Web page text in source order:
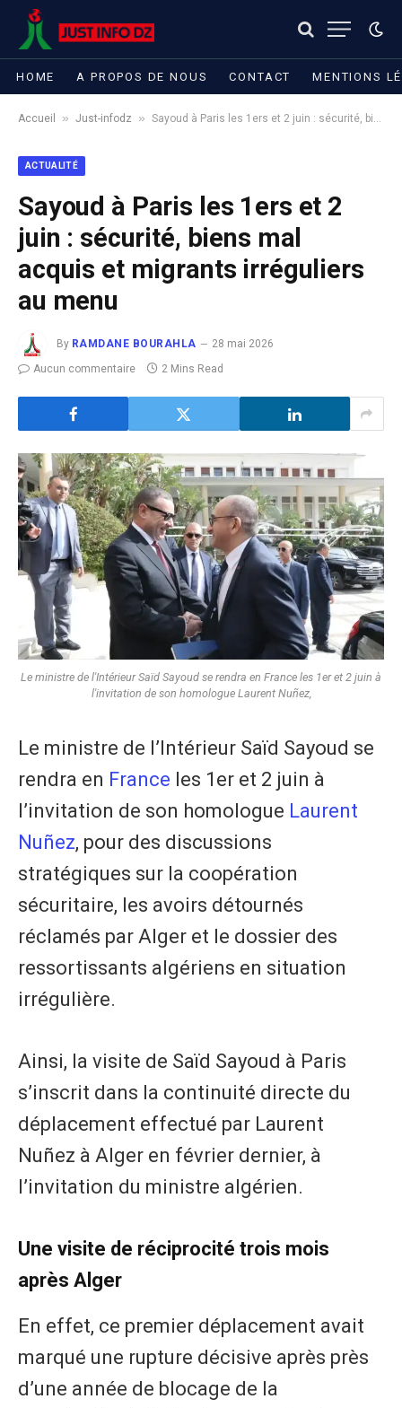
HOME A PROPOS DE NOUS CONTACT MENTIONS
Accueil » Just-infodz » Sayoud à Paris les 1ers et 2 juin : sécurité, biens mal acquis et migrants irréguliers au menu
ACTUALITÉ
Sayoud à Paris les 1ers et 2
juin : sécurité, biens mal
acquis et migrants irréguliers
au menu
By RAMDANE BOURAHLA
28 mai 2026
Aucun commentaire
2 Mins Read
Le ministre de l'Intérieur Saïd Sayoud se rendra en France les 1er et 2 juin à
l'invitation de son homologue Laurent Nuñez,
Le ministre de l’Intérieur Saïd Sayoud se
rendra en France les 1er et 2 juin à
l’invitation de son homologue Laurent
Nuñez, pour des discussions
stratégiques sur la coopération
sécuritaire, les avoirs détournés
réclamés par Alger et le dossier des
ressortissants algériens en situation
irrégulière.
Ainsi, la visite de Saïd Sayoud à Paris
s’inscrit dans la continuité directe du
déplacement effectué par Laurent
Nuñez à Alger en février dernier, à
l’invitation du ministre algérien.
Une visite de réciprocité trois mois
après Alger
En effet, ce premier déplacement avait
marqué une rupture décisive après près
d’une année de blocage de la